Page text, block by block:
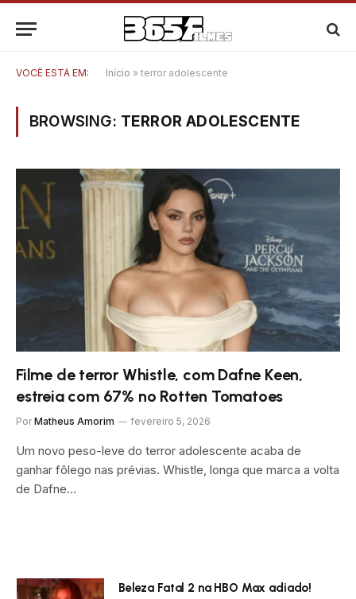
VOCÊ ESTÁ EM: Início » terror adolescente
BROWSING: TERROR ADOLESCENTE
Filme de terror Whistle, com Dafne Keen,
estreia com 67% no Rotten Tomatoes
Por Matheus Amorim fevereiro 5, 2026
Um novo peso-leve do terror adolescente acaba de
ganhar fôlego nas prévias. Whistle, longa que marca a volta
de Dafne…
Beleza Fatal 2 na HBO Max adiado!